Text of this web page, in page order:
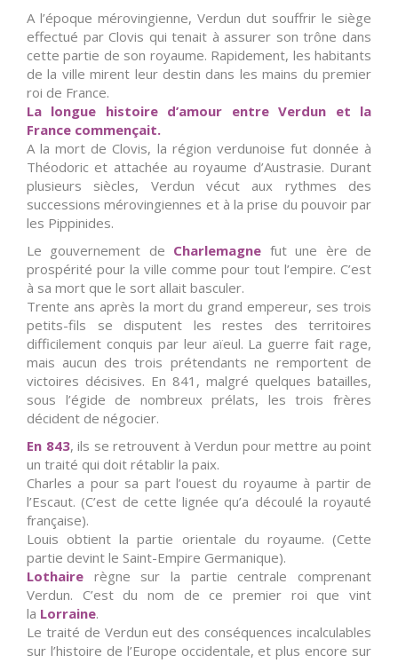
A l’époque mérovingienne, Verdun dut souffrir le siège
effectué par Clovis qui tenait à assurer son trône dans
cette partie de son royaume. Rapidement, les habitants
de la ville mirent leur destin dans les mains du premier
roi de France.
La longue histoire d’amour entre Verdun et la
France commençait.
A la mort de Clovis, la région verdunoise fut donnée à
Théodoric et attachée au royaume d’Austrasie. Durant
plusieurs siècles, Verdun vécut aux rythmes des
successions mérovingiennes et à la prise du pouvoir par
les Pippinides.
Le gouvernement de Charlemagne fut une ère de
prospérité pour la ville comme pour tout l’empire. C’est
à sa mort que le sort allait basculer.
Trente ans après la mort du grand empereur, ses trois
petits-fils se disputent les restes des territoires
difficilement conquis par leur aïeul. La guerre fait rage,
mais aucun des trois prétendants ne remportent de
victoires décisives. En 841, malgré quelques batailles,
sous l’égide de nombreux prélats, les trois frères
décident de négocier.
En 843, ils se retrouvent à Verdun pour mettre au point
un traité qui doit rétablir la paix.
Charles a pour sa part l’ouest du royaume à partir de
l’Escaut. (C’est de cette lignée qu’a découlé la royauté
française).
Louis obtient la partie orientale du royaume. (Cette
partie devint le Saint-Empire Germanique).
Lothaire règne sur la partie centrale comprenant
Verdun. C’est du nom de ce premier roi que vint
la Lorraine.
Le traité de Verdun eut des conséquences incalculables
sur l’histoire de l’Europe occidentale, et plus encore sur